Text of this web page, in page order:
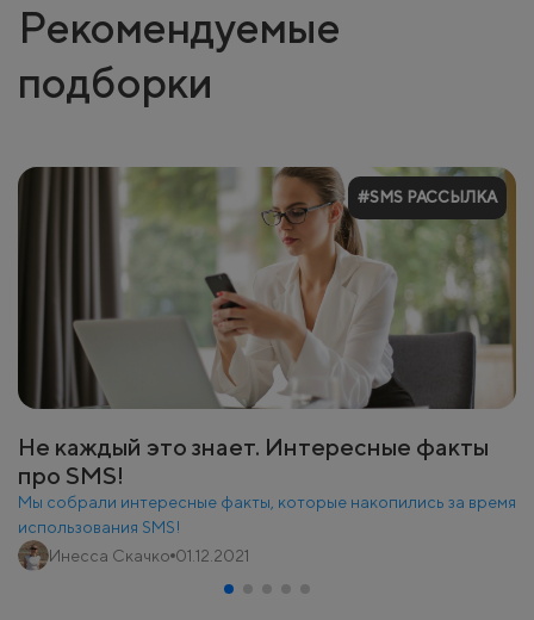
Рекомендуемые
подборки
#SMS РАССЫЛКА
Не каждый это знает. Интересные факты
про SMS!
Мы собрали интересные факты, которые накопились за время
использования SMS!
Инесса Скачко 01.12.2021